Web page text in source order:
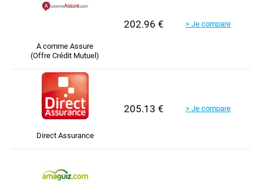
A comme Assure
(Offre Crédit Mutuel)
202.96 € > Je compare
Direct Assurance
205.13 € > Je compare